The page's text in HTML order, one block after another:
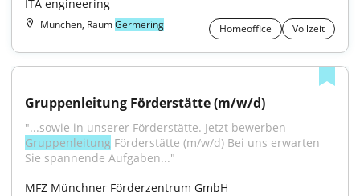
ITA engineering
München, RaumGermering Homeoffice Vollzeit
Gruppenleitung Förderstätte (m/w/d)
Gruppenleitung Förderstätte (m/w/d) Bei uns erwarten
Sie spannende Aufgaben..."
MFZ Münchner Förderzentrum GmbH